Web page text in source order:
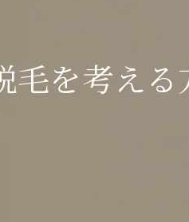
毛を考え